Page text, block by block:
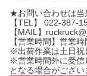
★お問い合わせは当
【TEL】 022-387-
【MAIL】
【営業時間】営業
※出荷作業は土日祝
※営業時間外に受信
となる場合がござい